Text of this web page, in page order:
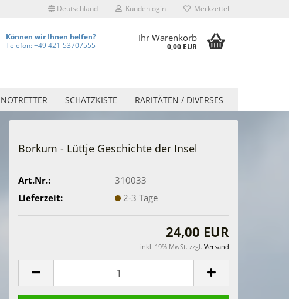
Deutschland Kundenlogin Merkzettel
Können wir Ihnen helfen?
Telefon: +49 421-53707555
Ihr Warenkorb
0,00 EUR
SCHATZKISTE RARITÄTEN / DIVERSES
Borkum - Lüttje Geschichte der Insel
Art.Nr.:
310033
Lieferzeit:
2-3 Tage
24,00 EUR
inkl. 19% MwSt. zzgl. Versand